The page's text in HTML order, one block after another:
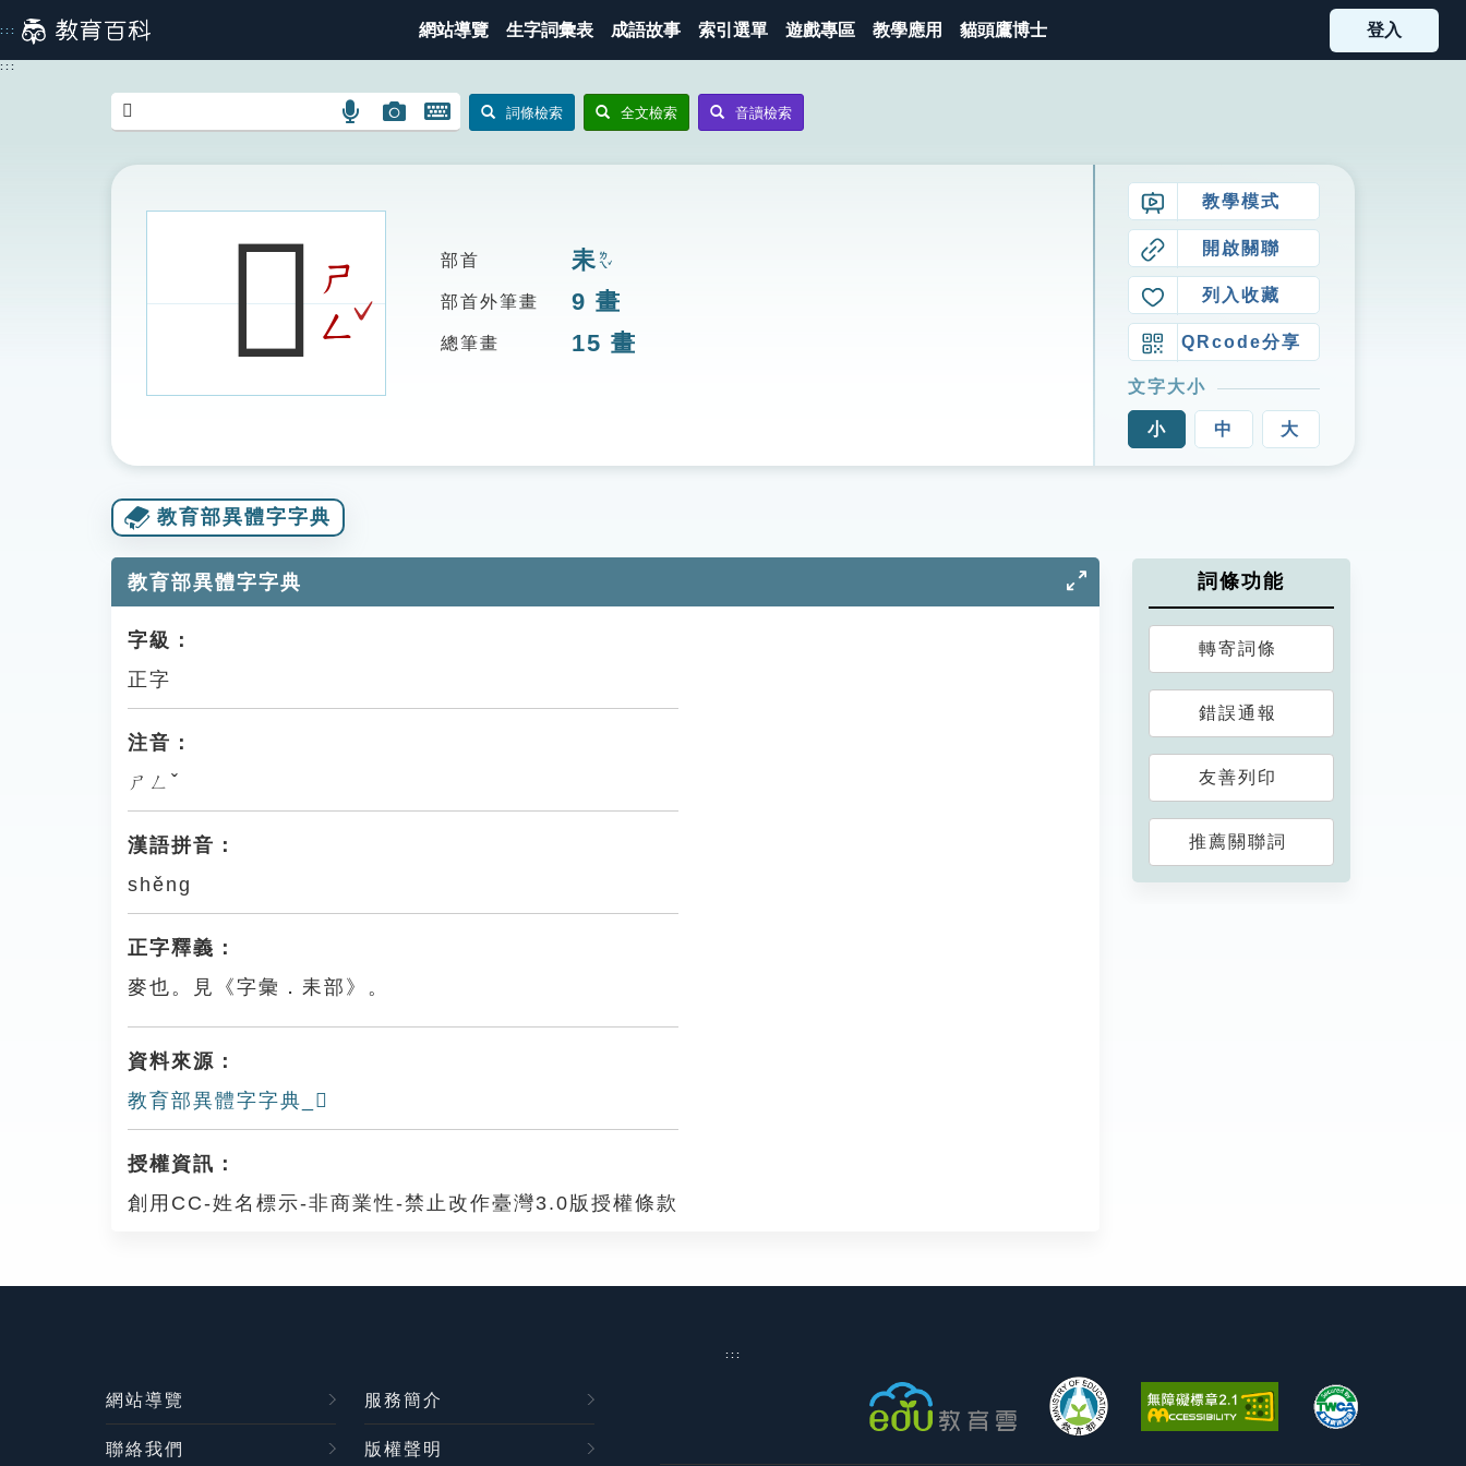
到
主
::: 網站導覽 生字詞彙表 成語故事 索引選單 遊戲專區 教學應用 貓頭鷹博士 登入
:::
語
搜
圖
圖
搜
開
鍵
詞條檢索 全文檢索 音讀檢索
𦔄ㄕ
ㄥ
ˇ
部首 耒ㄌㄟˇ
部首外筆畫 9 畫
總筆畫 15 畫
教學模式
開啟關聯
列入收藏
QRcode分享
文字大小
小 中 大
教育部異體字字典
教育部異體字字典
字級：
正字
注音：
ㄕㄥˇ
漢語拼音：
shěng
正字釋義：
麥也。見《字彙．耒部》。
資料來源：
教育部異體字字典_𦔄
授權資訊：
創用CC-姓名標示-非商業性-禁止改作臺灣3.0版授權條款
詞條功能
轉寄詞條
錯誤通報
友善列印
推薦關聯詞
:::
網站導覽 服務簡介
聯絡我們 版權聲明